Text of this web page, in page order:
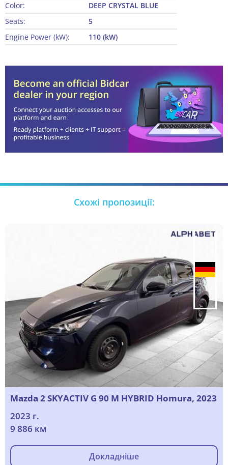
Color:
DEEP CRYSTAL BLUE
Seats:
5
Engine Power (kW):
110 (kW)
Схожі пропозиції:
Mazda 2 SKYACTIV G 90 M HYBRID Homura, 2023
2023 г.
9 886 км
Докладніше